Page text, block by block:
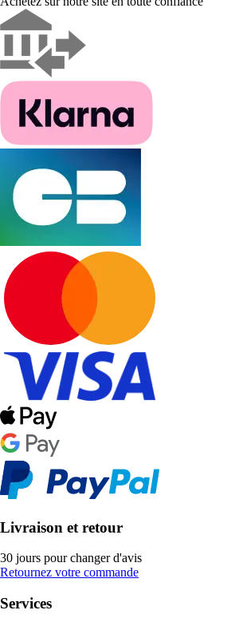
Livraison et retour
30 jours pour changer d'avis
Retournez votre commande
Services